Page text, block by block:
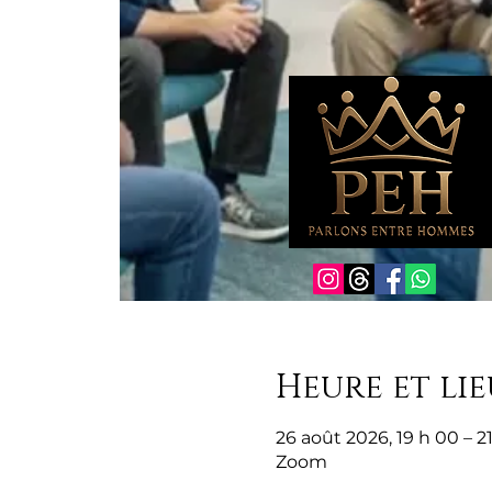
Heure et
26 août 2026, 19 h 00 –
Zoom